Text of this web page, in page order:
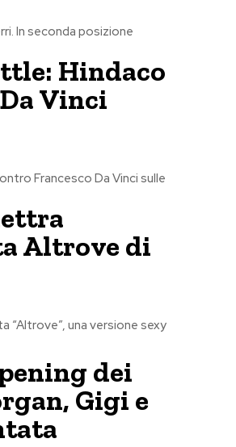
In seconda posizione
Hindaco
Vinci
Francesco Da Vinci sulle
Altrove di
“Altrove”, una versione sexy
dei
Gigi e